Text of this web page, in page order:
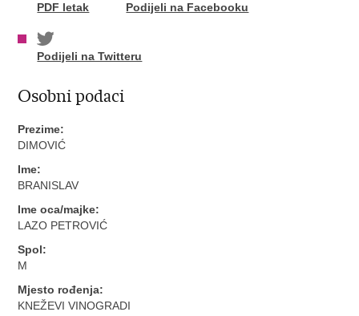
PDF letak Podijeli na Facebooku
Podijeli na Twitteru
Osobni podaci
Prezime:
DIMOVIĆ
Ime:
BRANISLAV
Ime oca/majke:
LAZO PETROVIĆ
Spol:
M
Mjesto rođenja:
KNEŽEVI VINOGRADI